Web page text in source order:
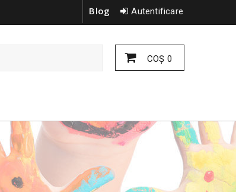
Autentificare
Blog
COŞ 0